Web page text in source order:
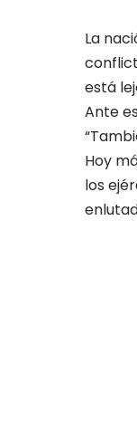
La
está
Ante
Hoy
los